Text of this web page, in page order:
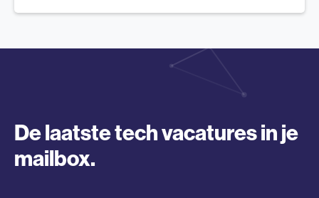
De laatste tech vacatures in je
mailbox.